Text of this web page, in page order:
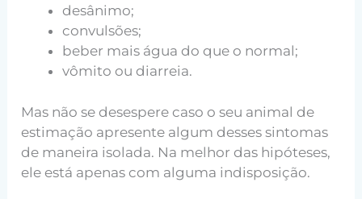
desânimo;
convulsões;
beber mais água do que o normal;
vômito ou diarreia.
Mas não se desespere caso o seu animal de
estimação apresente algum desses sintomas
de maneira isolada. Na melhor das hipóteses,
ele está apenas com alguma indisposição.